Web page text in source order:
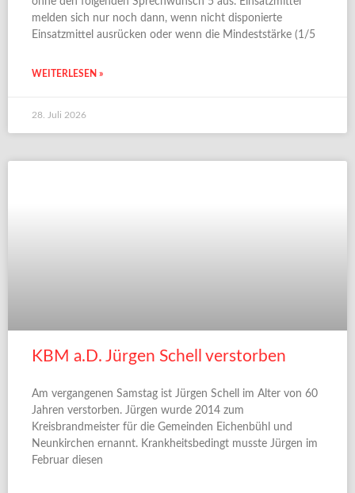
melden sich nur noch dann, wenn nicht disponierte
Einsatzmittel ausrücken oder wenn die Mindeststärke (1/5
WEITERLESEN »
28. Juli 2026
KBM a.D. Jürgen Schell verstorben
Am vergangenen Samstag ist Jürgen Schell im Alter von 60
Jahren verstorben. Jürgen wurde 2014 zum
Kreisbrandmeister für die Gemeinden Eichenbühl und
Neunkirchen ernannt. Krankheitsbedingt musste Jürgen im
Februar diesen